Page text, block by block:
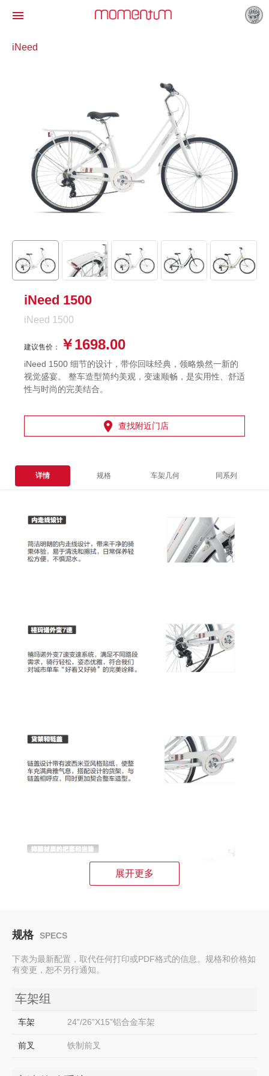

iNeed
iNeed 1500
iNeed 1500
建议售价： ￥1698.00
iNeed 1500 细节的设计，带你回味经典，领略焕然一新的
视觉盛宴。 整车造型简约美观，变速顺畅，是实用性、舒适
性与时尚的完美结合。
 查找附近门店
详情 规格 车架几何 同系列
展开更多
规格 SPECS
下表为最新配置，取代任何打印或PDF格式的信息。规格和价格如
有变更，恕不另行通知。
车架组
车架 24”/26”X15”铝合金车架
前叉 铁制前叉